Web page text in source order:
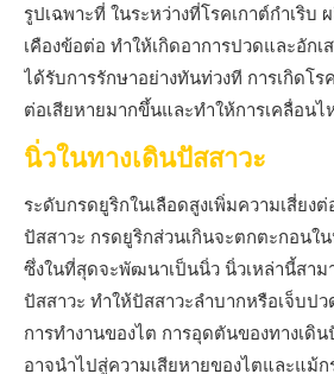
รูปเฉพาะที่ ในระหว่างที่โรคเกาต์กำเริบ
เคืองข้อต่อ ทำให้เกิดอาการปวดและอักเ
ได้รับการรักษาอย่างทันท่วงที การเกิดโร
ต่อเสียหายมากขึ้นและทำให้การเคลื่อน
นิ่วในทางเดินปัสสาวะ
ระดับกรดยูริกในเลือดสูงเพิ่มความเสี่ยง
ปัสสาวะ กรดยูริกส่วนเกินจะตกตะกอนใ
ซึ่งในที่สุดจะพัฒนาเป็นนิ่ว นิ่วเหล่านี้สาม
ปัสสาวะ ทำให้ปัสสาวะลำบากหรือเจ็บป
การทำงานของไต การอุดตันของทางเดิน
อาจนำไปสู่ความเสียหายของไตและแม้ก